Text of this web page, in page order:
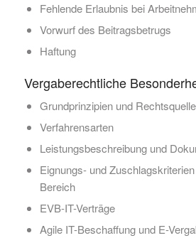
Fehlende Erlaubnis bei
Vorwurf des Beitragsbetrugs
Haftung
Vergaberechtliche
Grundprinzipien und
Verfahrensarten
Leistungsbeschreibung und
Eignungs- und
Bereich
EVB-IT-Verträge
Agile IT-Beschaffung und E-